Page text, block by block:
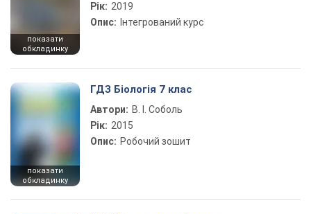
показати
обкладинку
Рік: 2019
Опис: Інтегрований курс
показати
обкладинку
ГДЗ Біологія 7 клас
Автори: В. І. Соболь
Рік: 2015
Опис: Робочий зошит